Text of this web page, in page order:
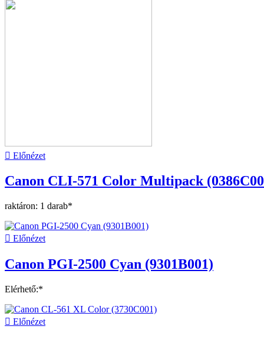
 Előnézet
Canon CLI-571 Color Multipack
raktáron: 1 darab*
 Előnézet
Canon PGI-2500 Cyan (9301B001)
Elérhető:*
 Előnézet